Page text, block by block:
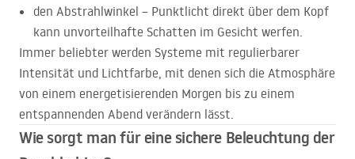
den Abstrahlwinkel – Punktlicht direkt über dem Kopf
kann unvorteilhafte Schatten im Gesicht werfen.
Immer beliebter werden Systeme mit regulierbarer
Intensität und Lichtfarbe, mit denen sich die Atmosphäre
von einem energetisierenden Morgen bis zu einem
entspannenden Abend verändern lässt.
Wie sorgt man für eine sichere Beleuchtung der